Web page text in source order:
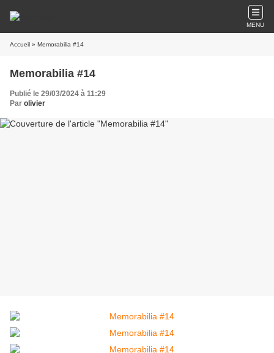
MENU
Accueil » Memorabilia #14
Memorabilia #14
Publié le 29/03/2024 à 11:29
Par olivier